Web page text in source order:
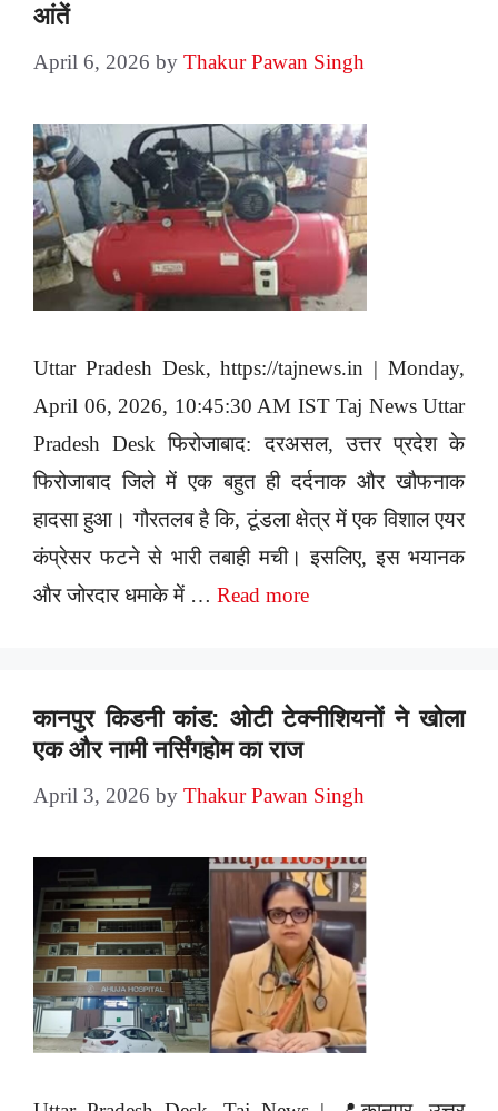
आंतें
April 6, 2026 by Thakur Pawan Singh
Uttar Pradesh Desk, https://tajnews.in | Monday,
April 06, 2026, 10:45:30 AM IST Taj News Uttar
Pradesh Desk फिरोजाबाद: दरअसल, उत्तर प्रदेश के
फिरोजाबाद जिले में एक बहुत ही दर्दनाक और खौफनाक
हादसा हुआ। गौरतलब है कि, टूंडला क्षेत्र में एक विशाल एयर
कंप्रेसर फटने से भारी तबाही मची। इसलिए, इस भयानक
और जोरदार धमाके में … Read more
कानपुर किडनी कांड: ओटी टेक्नीशियनों ने खोला
एक और नामी नर्सिंगहोम का राज
April 3, 2026 by Thakur Pawan Singh